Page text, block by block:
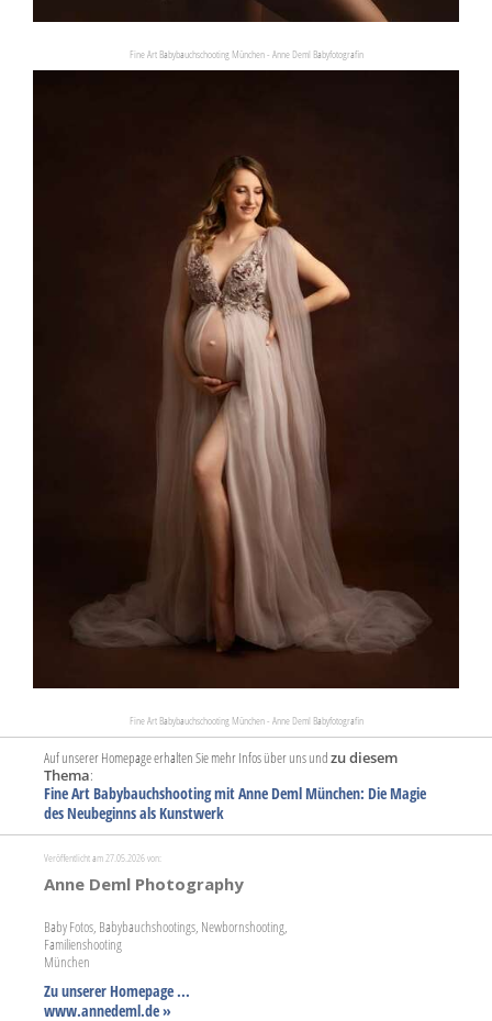
Fine Art Babybauchschooting München - Anne Deml Babyfotografin
Fine Art Babybauchschooting München - Anne Deml Babyfotografin
Auf unserer Homepage erhalten Sie mehr Infos über uns undzu diesem
Thema:
Fine Art Babybauchshooting mit Anne Deml München: Die Magie
des Neubeginns als Kunstwerk
Veröffentlicht am 27.05.2026 von:
Anne Deml Photography
Baby Fotos, Babybauchshootings, Newbornshooting,
Familienshooting
München
Zu unserer Homepage ...
www.annedeml.de »